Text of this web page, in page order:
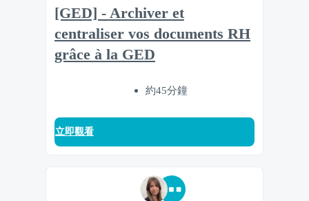
[GED] - Archiver et
centraliser vos documents RH
grâce à la GED
約45分鐘
立即觀看